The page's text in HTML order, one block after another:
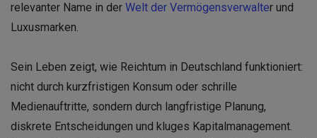
relevanter Name in der Welt der Vermögensverwalter und
Luxusmarken.
Sein Leben zeigt, wie Reichtum in Deutschland funktioniert:
nicht durch kurzfristigen Konsum oder schrille
Medienauftritte, sondern durch langfristige Planung,
diskrete Entscheidungen und kluges Kapitalmanagement.